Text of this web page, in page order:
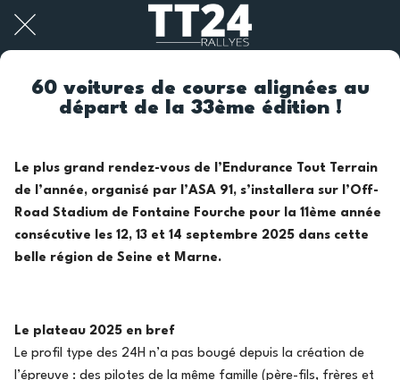
60 voitures de course alignées au
départ de la 33ème édition !
Le plus grand rendez-vous de l’Endurance Tout Terrain
de l’année, organisé par l’ASA 91, s’installera sur l’Off-
Road Stadium de Fontaine Fourche pour la 11ème année
consécutive les 12, 13 et 14 septembre 2025 dans cette
belle région de Seine et Marne.
Le plateau 2025 en bref
Le profil type des 24H n’a pas bougé depuis la création de
l’épreuve : des pilotes de la même famille (père-fils, frères et